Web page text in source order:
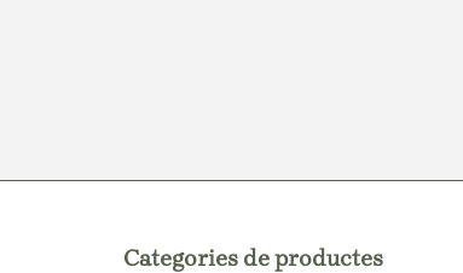
Categories de productes